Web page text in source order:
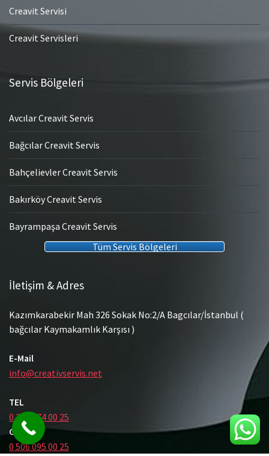
Creavit Servisi
Creavit Servisleri
Servis Bölgeleri
Avcılar Creavit Servis
Bağcılar Creavit Servis
Bahçelievler Creavit Servis
Bakırköy Creavit Servis
Bayrampaşa Creavit Servis
Tüm Servis Bölgeleri
İletişim & Adres
Kazımkarabekir Mah 326 Sokak No:2/A Bagcılar/İstanbul (
bağcılar Kaymakamlık Karşısı )
E-Mail
info@creativservis.net
TEL
0 212 474 00 25
GSM
0 506 095 00 25